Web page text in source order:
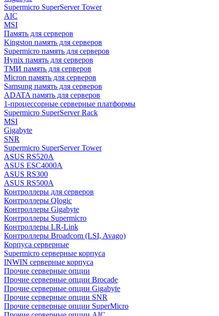
Supermicro SuperServer Tower
AIC
MSI
Память для серверов
Kingston память для серверов
Supermicro память для серверов
Hynix память для серверов
ТМИ память для серверов
Micron память для серверов
Samsung память для серверов
ADATA память для серверов
1-процессорные серверные платформы
Supermicro SuperServer Rack
MSI
Gigabyte
SNR
Supermicro SuperServer Tower
ASUS RS520A
ASUS ESC4000A
ASUS RS300
ASUS RS500A
Контроллеры для серверов
Контроллеры Qlogic
Контроллеры Gigabyte
Контроллеры Supermicro
Контроллеры LR-Link
Контроллеры Broadcom (LSI, Avago)
Корпуса серверные
Supermicro серверные корпуса
INWIN серверные корпуса
Прочие серверные опции
Прочие серверные опции Brocade
Прочие серверные опции Gigabyte
Прочие серверные опции SNR
Прочие серверные опции SuperMicro